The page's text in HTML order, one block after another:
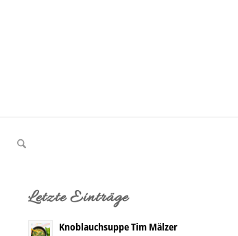
Letzte Einträge
Knoblauchsuppe Tim Mälzer